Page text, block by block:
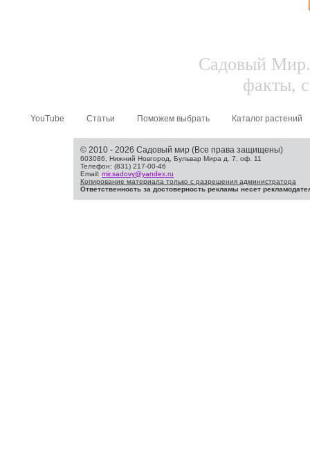
Садовый Мир.
факты,
YouTube Статьи Поможем выбрать Каталог растений
© 2010 - 2026 Садовый мир (Все права защищены)
603086, Нижний Новгород, Бульвар Мира д. 7, оф. 11
Телефон: (831) 217-00-46
Email: mir.sadovy@yandex.ru
Копирование материала только с разрешения администратора
Ответственность за достоверность рекламы несет